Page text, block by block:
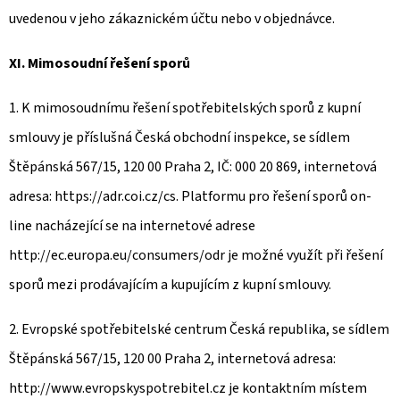
uvedenou v jeho zákaznickém účtu nebo v objednávce.
XI. Mimosoudní řešení sporů
1. K mimosoudnímu řešení spotřebitelských sporů z kupní
smlouvy je příslušná Česká obchodní inspekce, se sídlem
Štěpánská 567/15, 120 00 Praha 2, IČ: 000 20 869, internetová
adresa: https://adr.coi.cz/cs. Platformu pro řešení sporů on-
line nacházející se na internetové adrese
http://ec.europa.eu/consumers/odr je možné využít při řešení
sporů mezi prodávajícím a kupujícím z kupní smlouvy.
2. Evropské spotřebitelské centrum Česká republika, se sídlem
Štěpánská 567/15, 120 00 Praha 2, internetová adresa:
http://www.evropskyspotrebitel.cz je kontaktním místem